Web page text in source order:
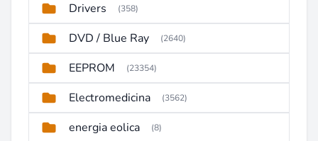
Drivers (358)
DVD / Blue Ray (2640)
EEPROM (23354)
Electromedicina (3562)
energia eolica (8)